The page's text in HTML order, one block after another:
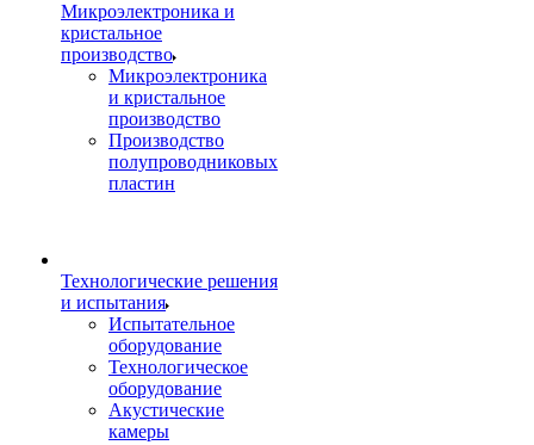
Микроэлектроника и
кристальное
производство
Микроэлектроника
и кристальное
производство
Производство
полупроводниковых
пластин
Технологические решения
и испытания
Испытательное
оборудование
Технологическое
оборудование
Акустические
камеры